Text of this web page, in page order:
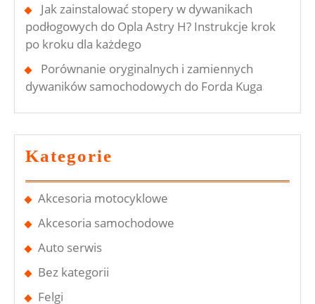
Jak zainstalować stopery w dywanikach
podłogowych do Opla Astry H? Instrukcje krok
po kroku dla każdego
Porównanie oryginalnych i zamiennych
dywaników samochodowych do Forda Kuga
Kategorie
Akcesoria motocyklowe
Akcesoria samochodowe
Auto serwis
Bez kategorii
Felgi